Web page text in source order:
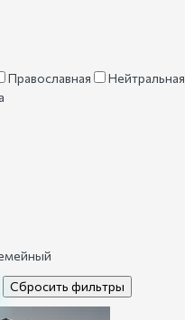
Православная
Нейтральная
Сбросить фильтры